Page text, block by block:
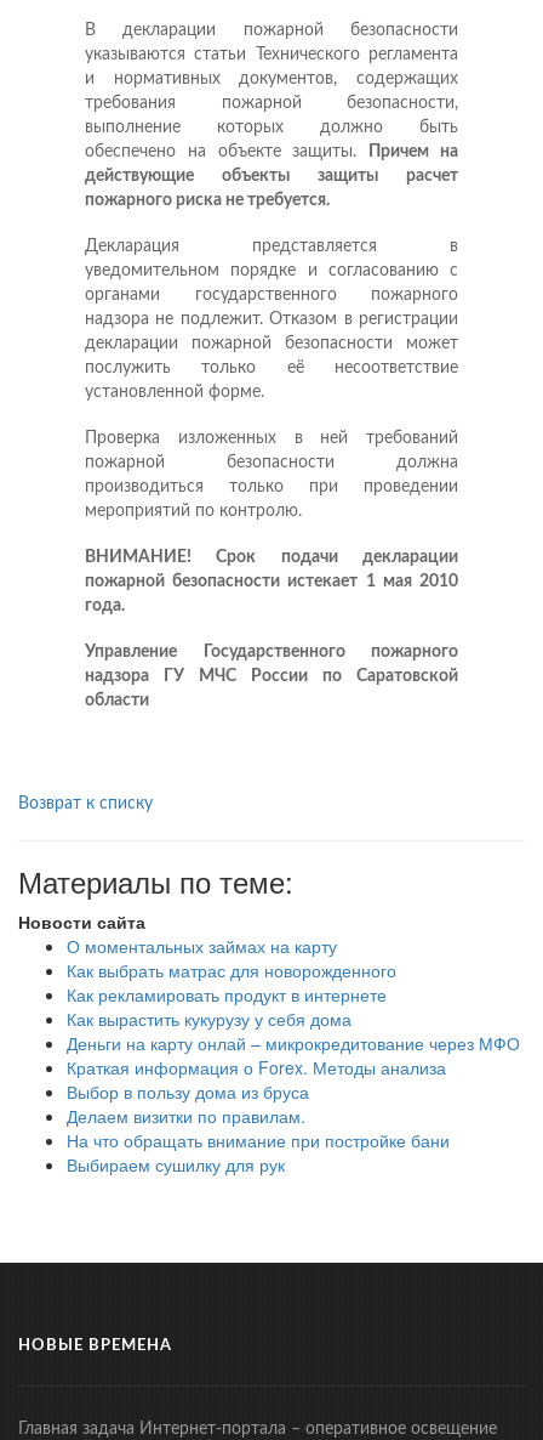
В декларации пожарной безопасности
указываются статьи Технического регламента
и нормативных документов, содержащих
требования пожарной безопасности,
выполнение которых должно быть
обеспечено на объекте защиты.
Причем на
действующие объекты защиты расчет
пожарного риска не требуется.
Декларация представляется в
уведомительном порядке и согласованию с
органами государственного пожарного
надзора не подлежит. Отказом в регистрации
декларации пожарной безопасности может
послужить только её несоответствие
установленной форме.
Проверка изложенных в ней требований
пожарной безопасности должна
производиться только при проведении
мероприятий по контролю.
ВНИМАНИЕ! Срок подачи декларации
пожарной безопасности истекает 1 мая 2010
года.
Управление Государственного пожарного
надзора ГУ МЧС России по Саратовской
области
Возврат к списку
Материалы по теме:
Новости сайта
О моментальных займах на карту
Как выбрать матрас для новорожденного
Как рекламировать продукт в интернете
Как вырастить кукурузу у себя дома
Деньги на карту онлай – микрокредитование через МФО
Краткая информация о Forex. Методы анализа
Выбор в пользу дома из бруса
Делаем визитки по правилам.
На что обращать внимание при постройке бани
Выбираем сушилку для рук
НОВЫЕ ВРЕМЕНА
Главная задача Интернет-портала – оперативное освещение